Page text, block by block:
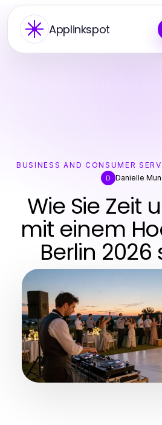
Applinkspot
BUSINESS AND CONSUMER
D Danielle
Wie Sie Zeit
mit einem
Berlin